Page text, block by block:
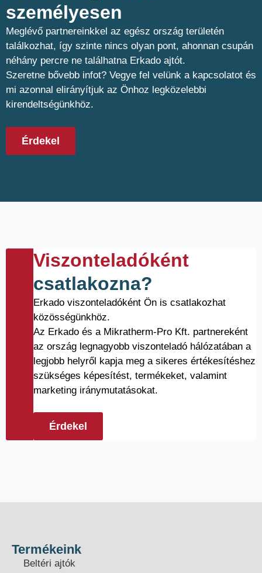
személyesen​
Meglévő partnereinkkel az egész ország területén
találkozhat, így szinte nincs olyan pont, ahonnan csupán
néhány percre ne találhatna Erkado ajtót.
Szeretne bővebb infot? Vegye fel velünk a kapcsolatot és
mi azonnal elirányítjuk az Önhoz legközelebbi
kirendeltségünkhöz.
Érdekel
Viszonteladóként
csatlakozna?
Erkado viszonteladóként Ön is csatlakozhat
közösségünkhöz.
Az Erkado és a Mikratherm-Pro Kft. partnereként
az ország legnagyobb viszonteladó hálózatában a
legjobb helyről kapja meg a sikeres értékesítéshez
szükséges képesítést, termékeket, valamint
marketing iránymutatásokat.
Érdekel
Termékeink
Beltéri ajtók